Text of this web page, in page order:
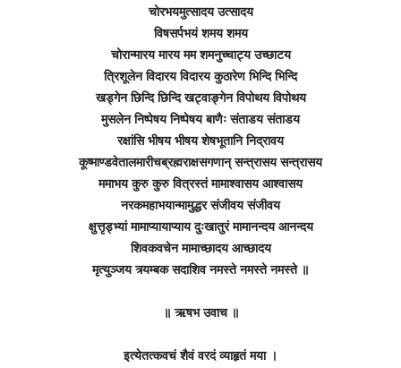
चोरभयमुत्सादय उत्सादय
विषसर्पभयं शमय शमय
चोरान्मारय मारय मम शमनुच्चाट्य उच्छाटय
त्रिशूलेन विदारय विदारय कुठारेण भिन्दि भिन्दि
खड्गेन छिन्दि छिन्दि खट्वाङ्गेन विपोथय विपोथय
मुसलेन निष्पेषय निष्पेषय बाणैः संताडय संताडय
रक्षांसि भीषय भीषय शेषभूतानि निद्रावय
कूष्माण्डवेतालमारीचब्रह्मराक्षसगणान् सन्त्रासय सन्त्रासय
ममाभय कुरु कुरु वित्रस्तं मामाश्वासय आश्वासय
नरकमहाभयान्मामुद्धर संजीवय संजीवय
क्षुत्तृड्भ्यां मामाप्यायाप्याय दुःखातुरं मामानन्दय आनन्दय
शिवकवचेन मामाच्छादय आच्छादय
मृत्युञ्जय त्र्यम्बक सदाशिव नमस्ते नमस्ते नमस्ते ॥
॥ ऋषभ उवाच ॥
इत्येतत्कवचं शैवं वरदं व्याहृतं मया ।